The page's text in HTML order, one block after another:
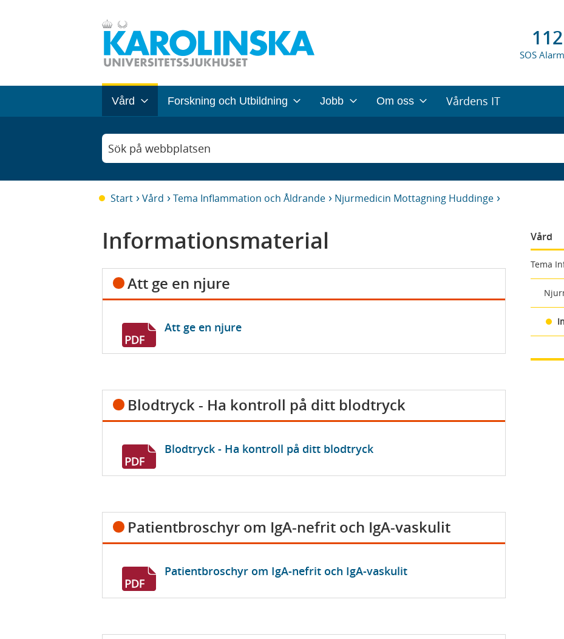
112
SOS Alarm
Vård Forskning och Utbildning Jobb Om oss Vårdens IT
Sök på webbplatsen
Start Vård Tema Inflammation och Åldrande Njurmedicin Mottagning Huddinge
Vård
Tema
Informationsmaterial
Att ge en njure
Att ge en njure
Blodtryck - Ha kontroll på ditt blodtryck
Blodtryck - Ha kontroll på ditt blodtryck
Patientbroschyr om IgA-nefrit och IgA-vaskulit
Patientbroschyr om IgA-nefrit och IgA-vaskulit